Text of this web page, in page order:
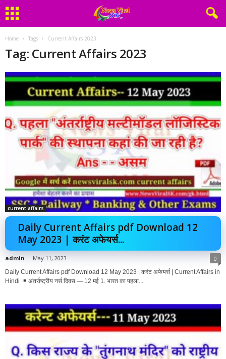
Home Tags Current Affairs 2023
Tag: Current Affairs 2023
current affairs
Daily Current Affairs pdf Download 12
May 2023 | करंट अफेयर्स...
admin - May 11, 2023 0
Daily Current Affairs pdf Download 12 May 2023 | करंट अफेयर्स | Current Affairs in
Hindi
अंतर्राष्ट्रीय नर्स दिवस — 12 मई 1. भारत का पहला...